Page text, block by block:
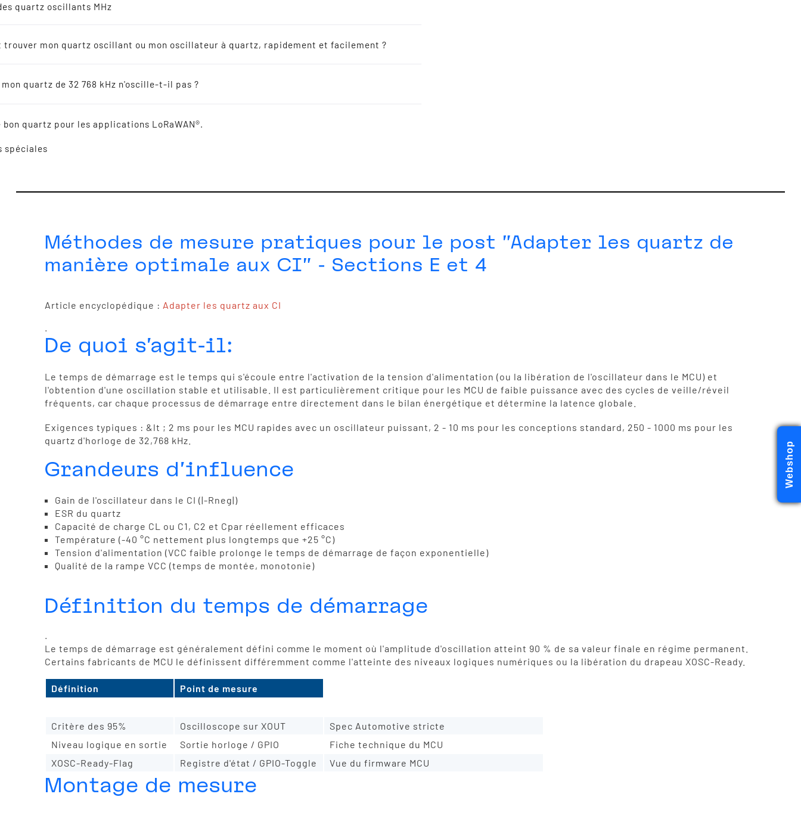
spéciales
quartz oscillants MHz
trouver mon quartz oscillant ou mon oscillateur à quartz, rapidement et facilement ?
quartz de 32 768 kHz n'oscille-t-il pas ?
bon quartz pour les applications LoRaWAN®.
Méthodes de mesure pratiques pour le post "Adapter les quartz de
manière optimale aux CI" - Sections E et 4
Article encyclopédique : Adapter les quartz aux CI
De quoi s'agit-il:
Le temps de démarrage est le temps qui s'écoule entre l'activation de la tension d'alimentation (ou la libération de l'oscillateur dans le MCU) et
l'obtention d'une oscillation stable et utilisable. Il est particulièrement critique pour les MCU de faible puissance avec des cycles de veille/réveil
fréquents, car chaque processus de démarrage entre directement dans le bilan énergétique et détermine la latence globale.
Exigences typiques : &lt ; 2 ms pour les MCU rapides avec un oscillateur puissant, 2 - 10 ms pour les conceptions standard, 250 - 1000 ms pour les
quartz d'horloge de 32,768 kHz.
Grandeurs d'influence
Gain de l'oscillateur dans le CI (|-Rneg|)
ESR du quartz
Capacité de charge CL ou C1, C2 et Cpar réellement efficaces
Température (-40 °C nettement plus longtemps que +25 °C)
Tension d'alimentation (VCC faible prolonge le temps de démarrage de façon exponentielle)
Qualité de la rampe VCC (temps de montée, monotonie)
Définition du temps de démarrage
Le temps de démarrage est généralement défini comme le moment où l'amplitude d'oscillation atteint 90 % de sa valeur finale en régime permanent.
Certains fabricants de MCU le définissent différemment comme l'atteinte des niveaux logiques numériques ou la libération du drapeau XOSC-Ready.
Définition Point de mesure
Critère des 95%
Oscilloscope sur XOUT
Spec Automotive stricte
Niveau logique en sortie
Sortie horloge / GPIO
Fiche technique du MCU
XOSC-Ready-Flag
Registre d'état / GPIO-Toggle Vue du firmware MCU
Montage de mesure
Webshop